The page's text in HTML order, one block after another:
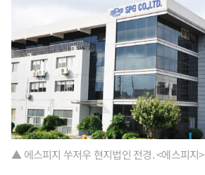
▲ 에스피지 쑤저우 현지법인 전경. <에스피지>